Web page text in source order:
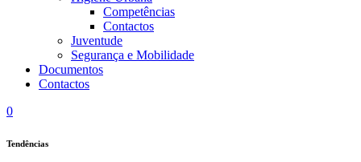
Competências
Contactos
Juventude
Segurança e Mobilidade
Documentos
Contactos
0
Tendências